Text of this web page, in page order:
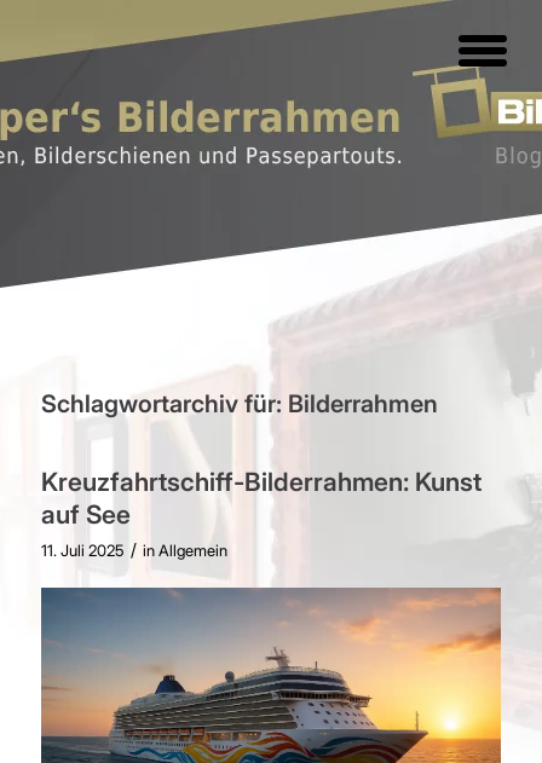
Schlagwortarchiv für: Bilderrahmen
Kreuzfahrtschiff-Bilderrahmen: Kunst
auf See
11. Juli 2025 / inAllgemein